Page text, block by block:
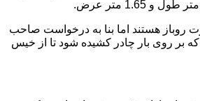
روباز هستند اما بنا به درخواست صاحب
که بر روی بار چادر کشیده شود تا از خیس